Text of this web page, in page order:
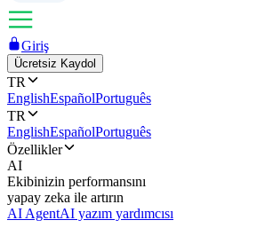
Giriş
Ücretsiz Kaydol
TR
EnglishEspañolPortuguês
TR
EnglishEspañolPortuguês
Özellikler
AI
Ekibinizin performansını
yapay zeka ile artırın
AI AgentAI yazım yardımcısı